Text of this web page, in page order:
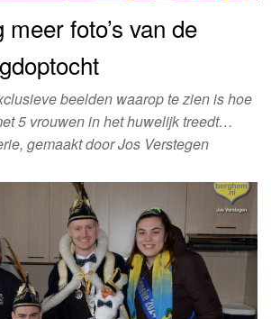
meer foto’s van de
beelden waarop te zien is hoe
5 vrouwen in het huwelijk treedt…
gemaakt door Jos Verstegen